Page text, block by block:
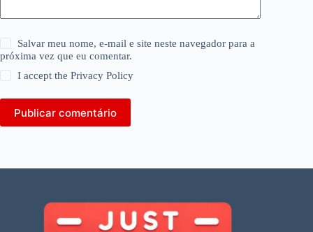
Salvar meu nome, e-mail e site neste navegador para a
próxima vez que eu comentar.
I accept thePrivacy Policy
Publicar comentário